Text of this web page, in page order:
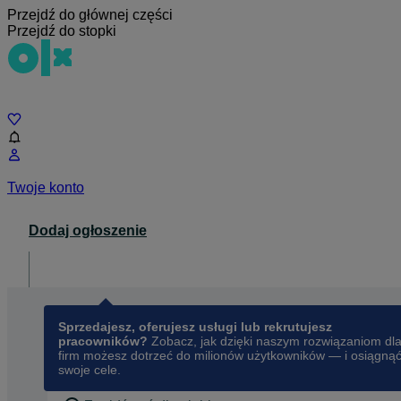
Przejdź do głównej części
Przejdź do stopki
Twoje konto
Dodaj ogłoszenie
Sprzedajesz, oferujesz usługi lub rekrutujesz
pracowników? Zobacz, jak dzięki naszym rozwiązaniom dla
firm możesz dotrzeć do milionów użytkowników — i osiągnąć
swoje cele.